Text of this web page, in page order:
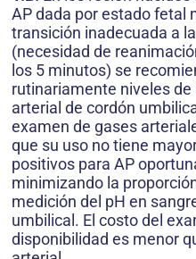
AP dada por estado fetal
transición inadecuada a
(necesidad de
los 5 minutos) se
rutinariamente niveles
arterial de cordón
examen de gases
que su uso no tiene
positivos para AP
minimizando la
medición del pH en
umbilical. El costo del
disponibilidad es menor